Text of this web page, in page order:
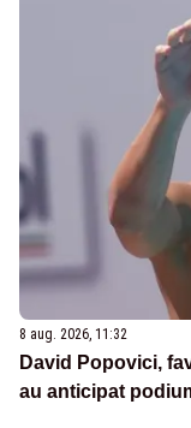
8 aug. 2026, 11:32
David Popovici,
au anticipat